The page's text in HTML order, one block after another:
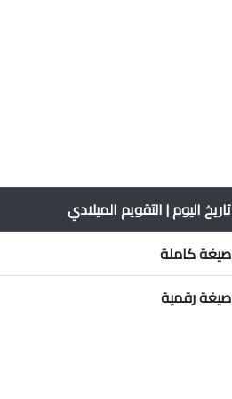
تاريخ اليوم | التقويم الميلادي
صيغة كاملة
صيغة رقمية